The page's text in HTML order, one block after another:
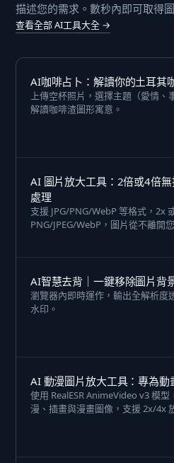
描述您的需求。數秒內即可取得
查看全部 AI工具大全 →
AI咖啡占卜：解讀你的土耳其
上傳空杯照片，選擇主題（愛情
解讀咖啡渣圖形寓意。
AI 圖片放大工具：2倍或4倍
處理
支援 JPG/PNG/WebP 等格式，2x
PNG/JPEG/WebP，圖片從不離開
AI智慧去背｜一鍵移除圖片背
瀏覽器內即時運作，輸出全解析度
水印。
AI 動漫圖片放大工具：專為
使用 RealESR AnimeVideo v3 模
漫、插畫與漫畫圖像，支援 2x/4x